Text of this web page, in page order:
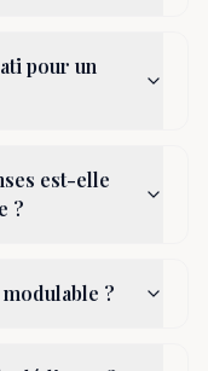
pour un
est-elle
?
?